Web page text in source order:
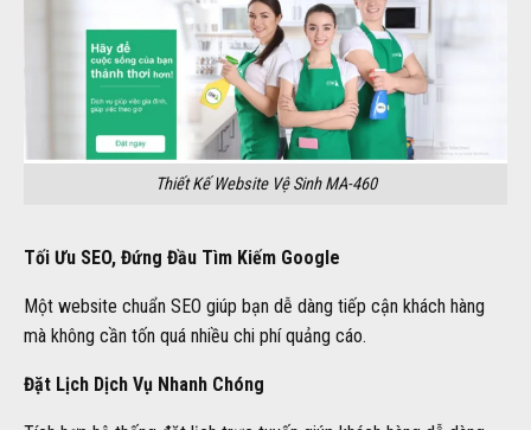
Thiết Kế Website Vệ Sinh MA-460
Tối Ưu SEO, Đứng Đầu Tìm Kiếm Google
Một website chuẩn SEO giúp bạn dễ dàng tiếp cận khách hàng
mà không cần tốn quá nhiều chi phí quảng cáo.
Đặt Lịch Dịch Vụ Nhanh Chóng